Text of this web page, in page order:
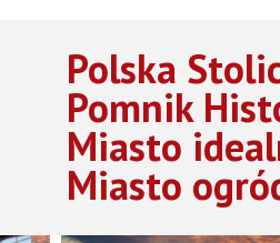
Polska
Pomnik
Miasto
Miasto